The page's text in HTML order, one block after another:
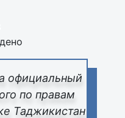
официальный
по правам
Таджикистан